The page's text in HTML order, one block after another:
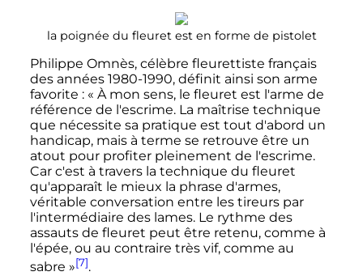
la poignée du fleuret est en forme de pistolet
Philippe Omnès, célèbre fleurettiste français
des années 1980-1990, définit ainsi son arme
favorite : « À mon sens, le fleuret est l'arme de
référence de l'escrime. La maîtrise technique
que nécessite sa pratique est tout d'abord un
handicap, mais à terme se retrouve être un
atout pour profiter pleinement de l'escrime.
Car c'est à travers la technique du fleuret
qu'apparaît le mieux la phrase d'armes,
véritable conversation entre les tireurs par
l'intermédiaire des lames. Le rythme des
assauts de fleuret peut être retenu, comme à
l'épée, ou au contraire très vif, comme au
sabre »[7].